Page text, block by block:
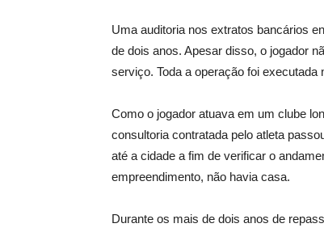
Uma auditoria nos extratos bancários
de dois anos. Apesar disso, o jogador
serviço. Toda a operação foi
Como o jogador atuava em um clube
consultoria contratada pelo atleta
até a cidade a fim de verificar o
empreendimento, não havia casa.
Durante os mais de dois anos de